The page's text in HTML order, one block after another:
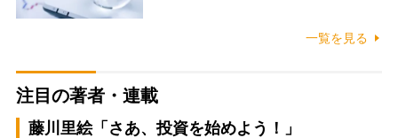
一覧を見る
注目の著者・連載
藤川里絵「さあ、投資を始めよう！」